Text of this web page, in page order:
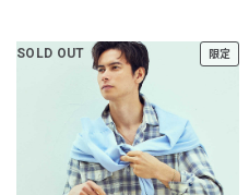
SOLD OUT 限定